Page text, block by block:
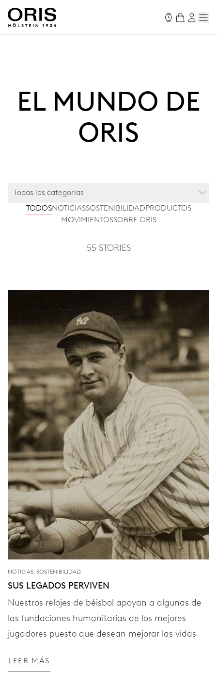
EL MUNDO DE
ORIS
Todas las categorías
TODOSNOTICIASSOSTENIBILIDADPRODUCTOS
MOVIMIENTOSSOBRE ORIS
55 STORIES
NOTICIAS, SOSTENIBILIDAD
SUS LEGADOS PERVIVEN
Nuestros relojes de béisbol apoyan a algunas de
las fundaciones humanitarias de los mejores
jugadores puesto que desean mejorar las vidas
LEER MÁS